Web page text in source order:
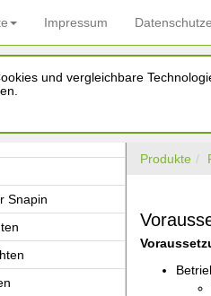
und vergleichbare
Impressum
Snapin
Produkte